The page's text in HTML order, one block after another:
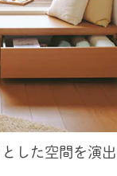
した空間を演出